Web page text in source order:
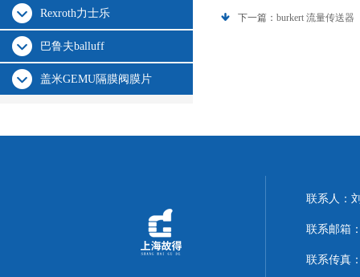
Rexroth力士乐
巴鲁夫balluff
盖米GEMU隔膜阀膜片
下一篇： burkert 流量传送器
联系人：
联系邮箱
联系传真